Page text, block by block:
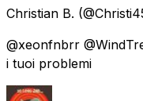
Christian B.
@xeonfnbrr
i tuoi problemi